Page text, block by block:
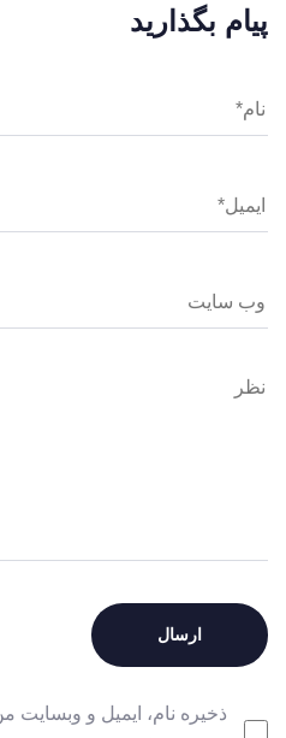
پیام بگذارید
ذخیره نام، ایمیل و وبسایت